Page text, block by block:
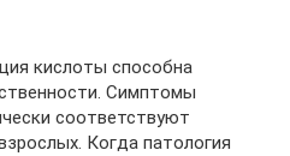
кислоты способна
Симптомы
соответствуют
Когда патология